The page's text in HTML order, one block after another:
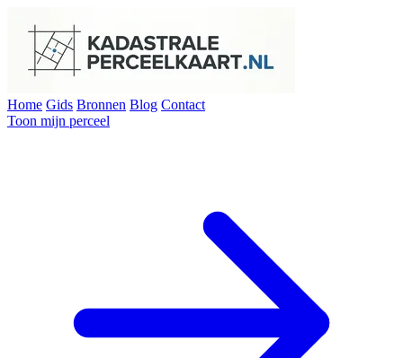
Home Gids Bronnen Blog Contact
Toon mijn perceel